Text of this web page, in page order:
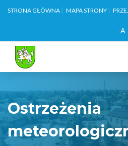
STRONA GŁÓWNA MAPA STRONY
-A
Ostrzeżenia